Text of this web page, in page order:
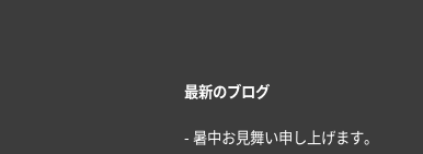
最新のブログ
- 暑中お見舞い申し上げます。